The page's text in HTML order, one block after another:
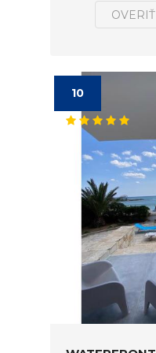
10